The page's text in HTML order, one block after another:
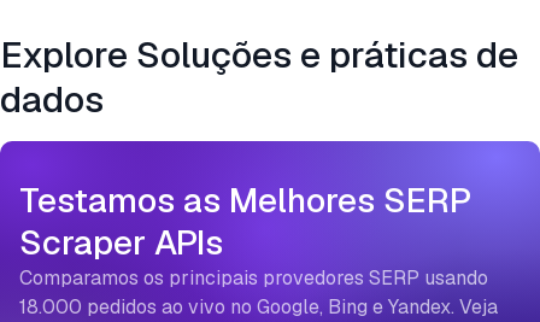
Explore Soluções e práticas de
dados
Testamos as Melhores SERP
Scraper APIs
Comparamos os principais provedores SERP usando
18.000 pedidos ao vivo no Google, Bing e Yandex. Veja